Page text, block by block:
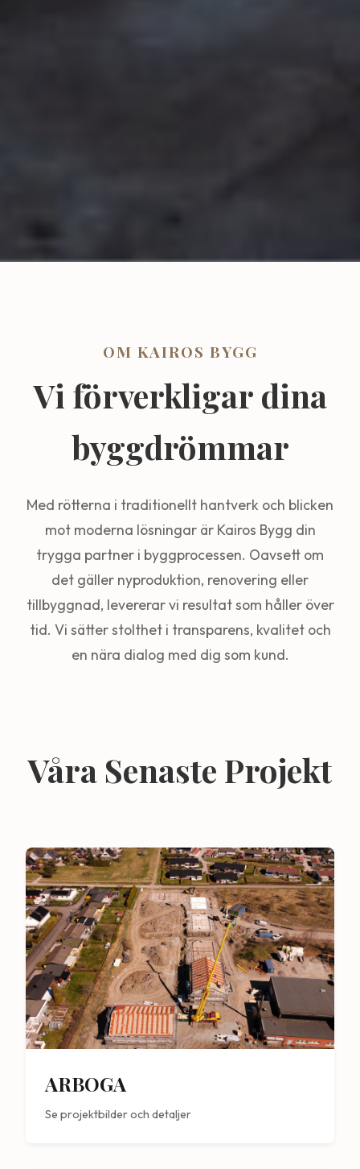
OM KAIROS BYGG
Vi förverkligar dina
byggdrömmar
Med rötterna i traditionellt hantverk och blicken
mot moderna lösningar är Kairos Bygg din
trygga partner i byggprocessen. Oavsett om
det gäller nyproduktion, renovering eller
tillbyggnad, levererar vi resultat som håller över
tid. Vi sätter stolthet i transparens, kvalitet och
en nära dialog med dig som kund.
Våra Senaste Projekt
ARBOGA
Se projektbilder och detaljer